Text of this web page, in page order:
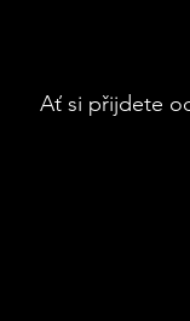
Ať si přijdete